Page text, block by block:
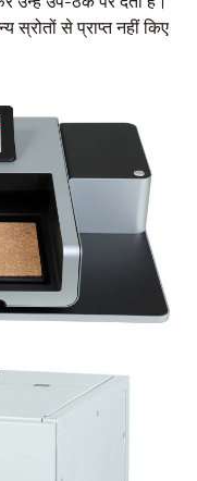
स्रोतों से प्राप्त नहीं किए